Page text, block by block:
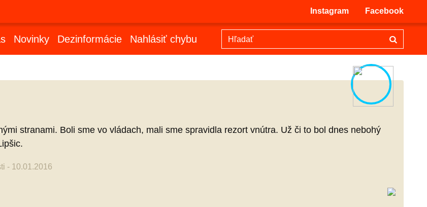
Instagram Facebook
Novinky Dezinformácie Nahlásiť chybu
stranami. Boli sme vo vládach, mali sme spravidla rezort vnútra. Už či to bol dnes nebohý
- 10.01.2016